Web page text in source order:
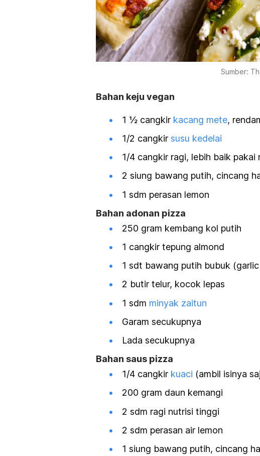
Sumber:
Bahan keju vegan
1 ½ cangkir kacang mete,
1/2 cangkir susu kedelai
1/4 cangkir ragi, lebih baik pakai
2 siung bawang putih, cincang
1 sdm perasan lemon
Bahan adonan pizza
250 gram kembang kol putih
1 cangkir tepung almond
1 sdt bawang putih bubuk (
2 butir telur, kocok lepas
1 sdm minyak zaitun
Garam secukupnya
Lada secukupnya
Bahan saus pizza
1/4 cangkir kuaci (ambil isinya
200 gram daun kemangi
2 sdm ragi nutrisi tinggi
2 sdm perasan air lemon
1 siung bawang putih, cincang